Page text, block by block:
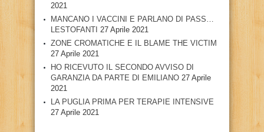
2021
MANCANO I VACCINI E PARLANO DI PASS…
LESTOFANTI 27 Aprile 2021
ZONE CROMATICHE E IL BLAME THE VICTIM
27 Aprile 2021
HO RICEVUTO IL SECONDO AVVISO DI
GARANZIA DA PARTE DI EMILIANO 27 Aprile
2021
LA PUGLIA PRIMA PER TERAPIE INTENSIVE
27 Aprile 2021